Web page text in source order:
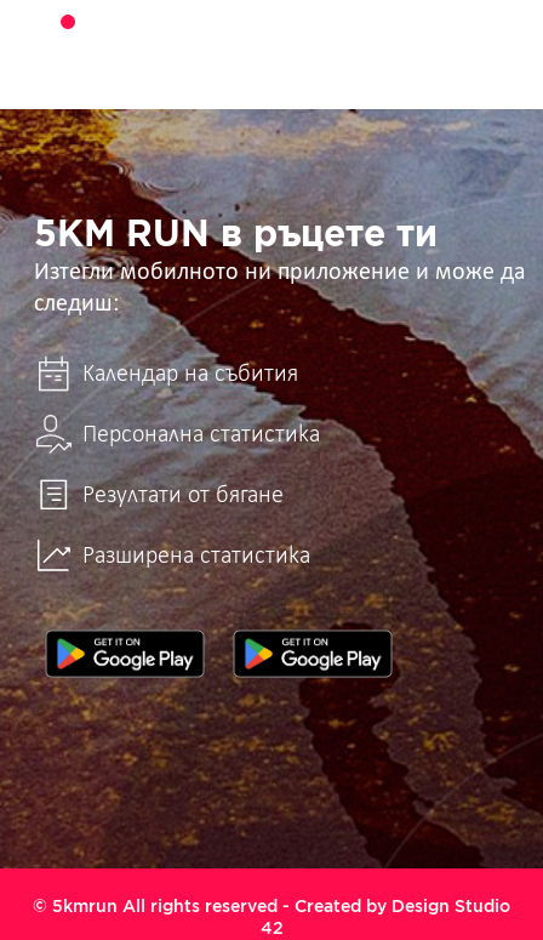
5KM
RUN
в
ръцете
ти 5KM RUN в ръцете ти
Изтегли мобилното ни приложение и може да
следиш:
Календар на събития
Персонална статистика
Резултати от бягане
Разширена статистика
© 5kmrun All rights reserved - Created by Design Studio
42